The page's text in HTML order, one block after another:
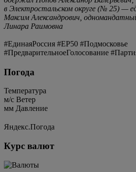
в Электростальском округе (№ 25) —
Максим Александрович,
Линара Раимовна
#ЕдинаяРоссия #ЕР50 #Подмосковье
#ПредварительноеГолосование
Погода
Температура
м/c Ветер
мм Давление
Яндекс.Погода
Курс валют